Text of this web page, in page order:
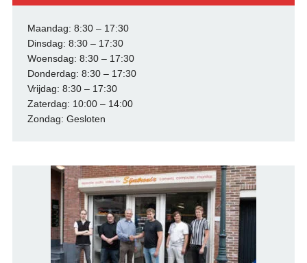
Maandag: 8:30 – 17:30
Dinsdag: 8:30 – 17:30
Woensdag: 8:30 – 17:30
Donderdag: 8:30 – 17:30
Vrijdag: 8:30 – 17:30
Zaterdag: 10:00 – 14:00
Zondag: Gesloten